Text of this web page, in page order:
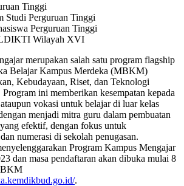
Tinggi
Studi Perguruan Tinggi
Perguruan Tinggi
Wilayah XVI
merupakan salah satu program flagship
Belajar Kampus Merdeka (MBKM)
Kebudayaan, Riset, dan Teknologi
ini memberikan kesempatan kepada
vokasi untuk belajar di luar kelas
menjadi mitra guru dalam pembuatan
efektif, dengan fokus untuk
numerasi di sekolah penugasan.
Program Kampus Mengajar
dan masa pendaftaran akan dibuka mulai 8
.